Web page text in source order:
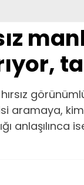
aramaya,
anlaşılınca